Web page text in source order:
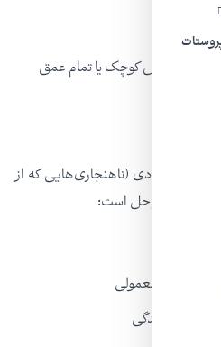
در یک بخش کوچک یا تمام عمق
مادرزادی (ناهنجاری‌هایی که از
این مراحل است:
غیرمعمولی
دوران قاعدگی